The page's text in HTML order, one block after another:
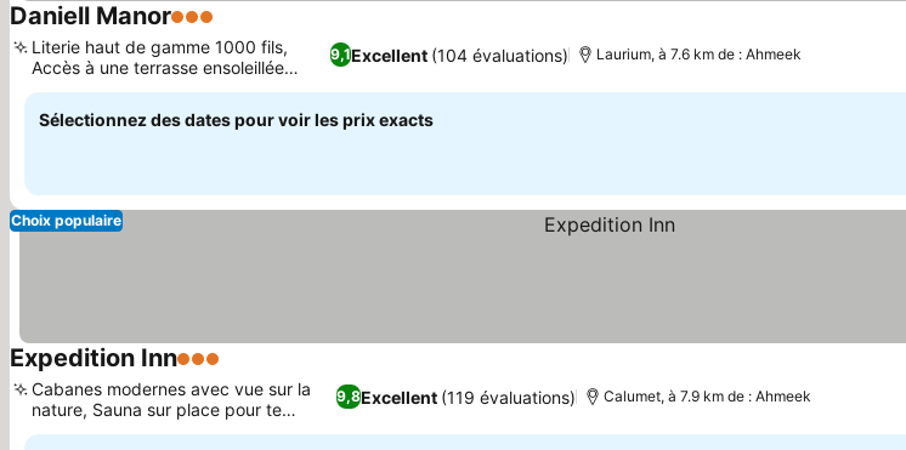
Daniell Manor3 Étoiles
9,1Excellent (104 évaluations)
Literie haut de gamme 1000 fils,
Accès à une terrasse ensoleillée
relaxante
Laurium, à 7.6 km de : Ahmeek
Sélectionnez des dates pour voir les prix exacts
Choix populaire
Expedition Inn3 Étoiles
9,8Excellent (119 évaluations)
Cabanes modernes avec vue sur la
nature, Sauna sur place pour te
détendre
Calumet, à 7.9 km de : Ahmeek